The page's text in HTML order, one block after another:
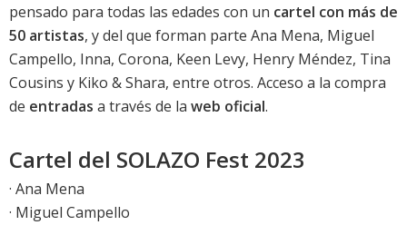
pensado para todas las edades con un cartel con más de
50 artistas, y del que forman parte Ana Mena, Miguel
Campello, Inna, Corona, Keen Levy, Henry Méndez, Tina
Cousins y Kiko & Shara, entre otros. Acceso a la compra
de entradas a través de la web oficial.
Cartel del SOLAZO Fest 2023
· Ana Mena
· Miguel Campello